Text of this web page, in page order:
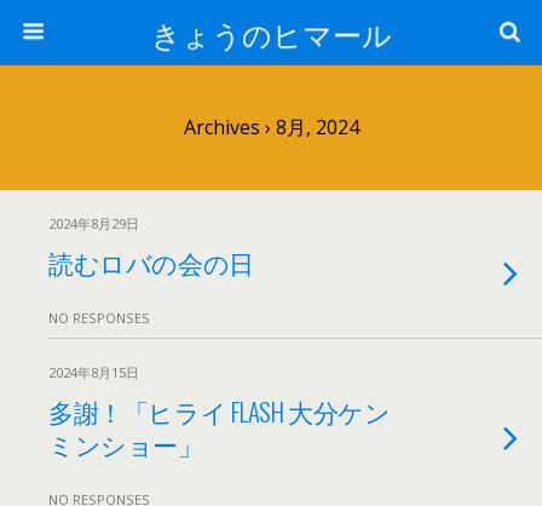
きょうのヒマール
Archives › 8月, 2024
2024年8月29日
読むロバの会の日
NO RESPONSES
2024年8月15日
多謝！「ヒライ FLASH 大分ケン
ミンショー」
NO RESPONSES